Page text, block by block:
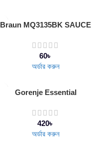
Braun MQ3135BK SAUCE
60৳
অর্ডার করুন
Gorenje Essential
420৳
অর্ডার করুন